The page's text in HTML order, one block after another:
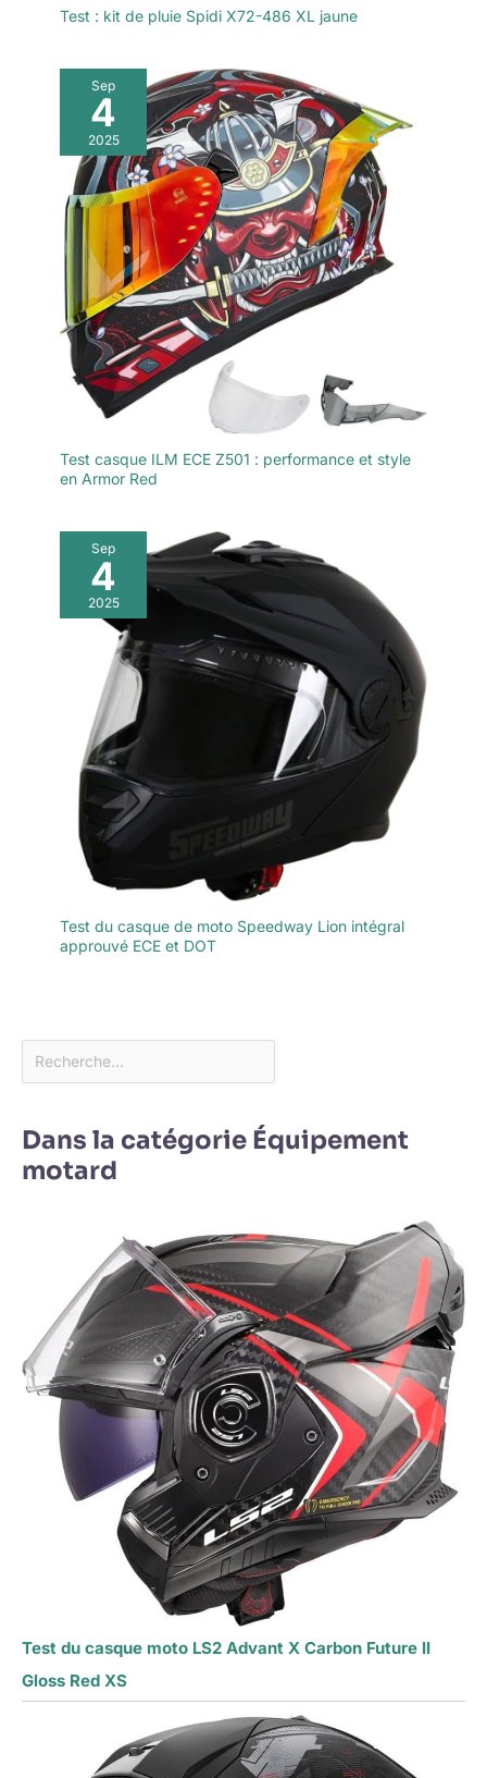
Test : kit de pluie Spidi X72-486 XL jaune
Sep
4
2025
Test casque ILM ECE Z501 : performance et style
en Armor Red
Sep
4
2025
Test du casque de moto Speedway Lion intégral
approuvé ECE et DOT
Dans la catégorie Équipement
motard
Test du casque moto LS2 Advant X Carbon Future II
Gloss Red XS